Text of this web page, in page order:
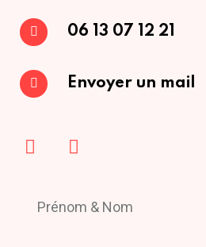
06 13 07 12 21
Envoyer un mail